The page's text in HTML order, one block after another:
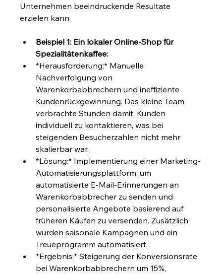
Unternehmen beeindruckende Resultate
erzielen kann.
Beispiel 1: Ein lokaler Online-Shop für
Spezialitätenkaffee:
*Herausforderung:* Manuelle
Nachverfolgung von
Warenkorbabbrechern und ineffiziente
Kundenrückgewinnung. Das kleine Team
verbrachte Stunden damit, Kunden
individuell zu kontaktieren, was bei
steigenden Besucherzahlen nicht mehr
skalierbar war.
*Lösung:* Implementierung einer Marketing-
Automatisierungsplattform, um
automatisierte E-Mail-Erinnerungen an
Warenkorbabbrecher zu senden und
personalisierte Angebote basierend auf
früheren Käufen zu versenden. Zusätzlich
wurden saisonale Kampagnen und ein
Treueprogramm automatisiert.
*Ergebnis:* Steigerung der Konversionsrate
bei Warenkorbabbrechern um 15%,